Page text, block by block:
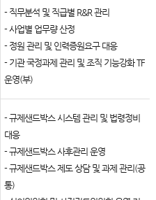
- 직무분석 및 직급별 R&R 관리
- 사업별 업무량 산정
- 정원 관리 및 인력증원요구 대응
- 기관 국정과제 관리 및 조직 기능강화 TF
운영(부)
- 규제샌드박스 시스템 관리 및 법령정비
대응
- 규제샌드박스 사후관리 운영
- 규제샌드박스 제도 상담 및 과제 관리(공
통)